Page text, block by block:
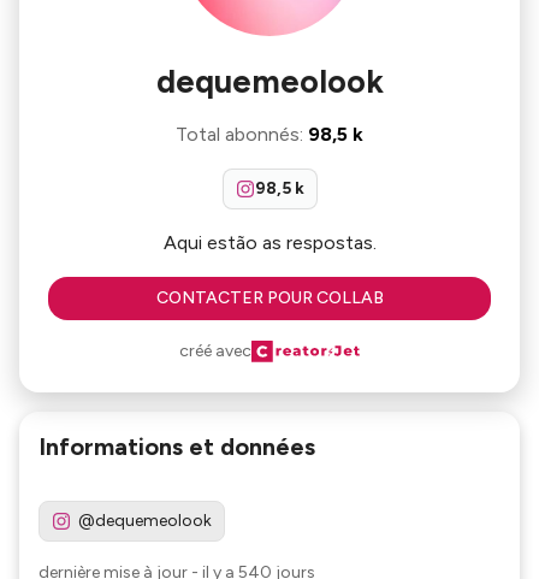
dequemeolook
Total abonnés: 98,5 k
98,5 k
Aqui estão as respostas.
CONTACTER POUR COLLAB
créé avec
Informations et données
@dequemeolook
dernière mise à jour - il y a 540 jours